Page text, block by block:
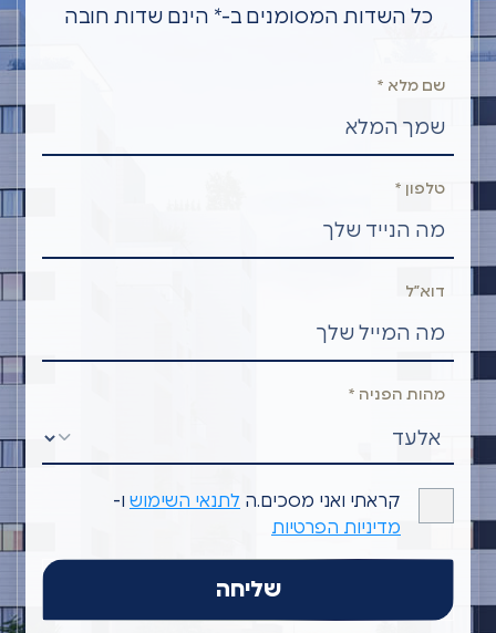
כל השדות המסומנים ב-* הינם שדות חובה
שם מלא *
טלפון *
דוא”ל
מהות הפניה *
קראתי ואני מסכים.ה לתנאי השימוש ו-
מדיניות הפרטיות